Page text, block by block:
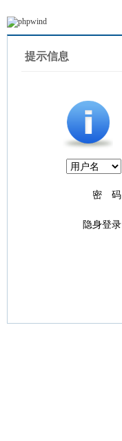
提示信息
密 码
隐身登录